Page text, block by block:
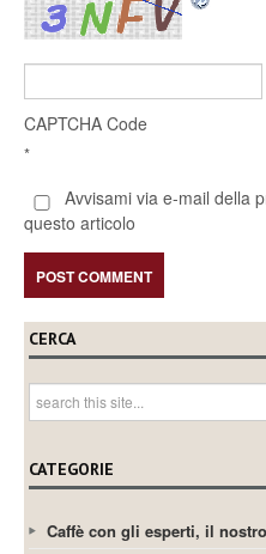
CAPTCHA Code
*
Avvisami via e-mail della
questo articolo
CERCA
CATEGORIE
Caffè con gli esperti, il